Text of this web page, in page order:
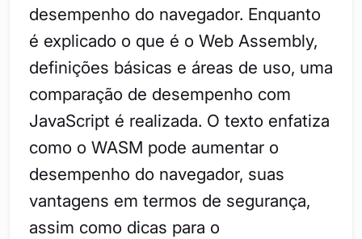
desempenho do navegador. Enquanto
é explicado o que é o Web Assembly,
definições básicas e áreas de uso, uma
comparação de desempenho com
JavaScript é realizada. O texto enfatiza
como o WASM pode aumentar o
desempenho do navegador, suas
vantagens em termos de segurança,
assim como dicas para o